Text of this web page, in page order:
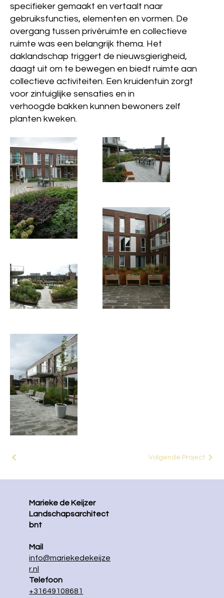
specifieker gemaakt en vertaalt naar
gebruiksfuncties, elementen en vormen. De
overgang tussen privéruimte en collectieve
ruimte was een belangrijk thema. Het
daklandschap triggert de nieuwsgierigheid,
daagt uit om te bewegen en biedt ruimte aan
collectieve activiteiten. Een kruidentuin zorgt
voor zintuiglijke sensaties en in
verhoogde bakken kunnen bewoners zelf
planten kweken.
alerimus-2 Volgende Project
Marieke de Keijzer
Landschapsarchitect
bnt
Mail
info@mariekedekeijze
r.nl
Telefoon
+31649108681